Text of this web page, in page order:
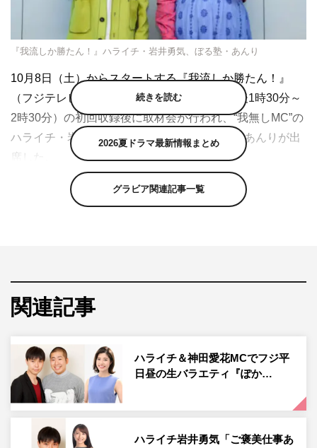
『我流しか勝たん！』ハライチ・岩井勇気、ぼる塾・あんり
10月8日（土）からスタートする『我流しか勝たん！』
（フジテレビ／関東ローカル 隔週土曜 午後1時30分～
2時30分）の初回収録後に取材会が行われ、“我無しMC”の
ハライチ・岩井勇気と“我流紹介人”のぼる塾・あんりが出
席した。
この番組は、日常生活の中で役に立つ、目からウロコ
の“我流”な情報を番組独自の切り口や検証方法で紹介する
◆第1回（10月8日放送）と第2回（10月22日放送）の収録
いかがですか？
あんり：2回目は特に良い反応が…。
んありました。一回目の時は一つもなかったですけど
続きを読む
2026夏ドラマ最新情報まとめ
グラビア関連記事一覧
関連記事
ハライチ＆神田愛花MCでフジ平
日昼の生バラエティ『ぽか…
ハライチ岩井勇気「ご褒美仕事あ